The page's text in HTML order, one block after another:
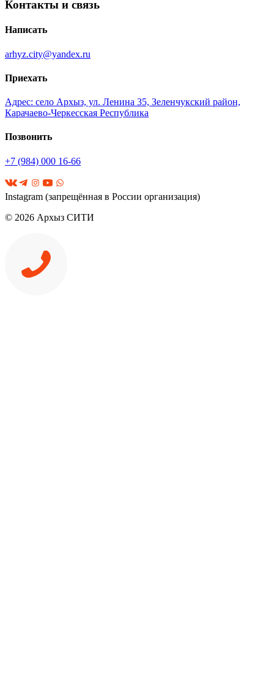
Контакты и связь
Написать
arhyz.city@yandex.ru
Приехать
Адрес: село Архыз, ул. Ленина 35, Зеленчукский район,
Карачаево-Черкесская Республика
Позвонить
+7 (984) 000 16-66
Instagram (запрещённая в России организация)
© 2026 Архыз СИТИ